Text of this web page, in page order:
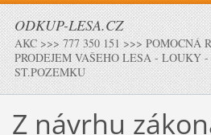
ODKUP-LESA.CZ
AKC >>> 777 350 151 >>> POMOCNÁ
PRODEJEM VAŠEHO LESA - LOUKY
ST.POZEMKU
Z návrhu